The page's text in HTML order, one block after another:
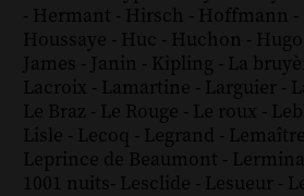
- Hermant - Hirsch - Hoffmann -
Houssaye - Huc - Huchon - Hugo
James - Janin - Kipling - La
Lacroix - Lamartine - Larguier -
Le Braz - Le Rouge - Le roux -
Lisle - Lecoq - Legrand - Lemaître
Leprince de Beaumont - Lermina
1001 nuits- Lesclide - Lesueur -